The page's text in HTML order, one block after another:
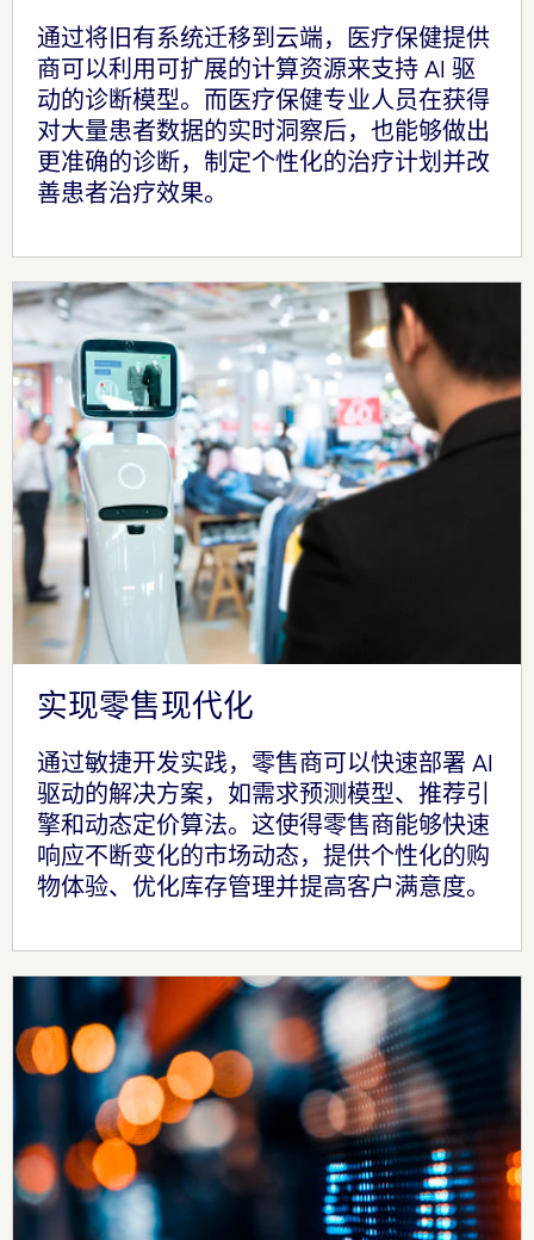
通过将旧有系统迁移到云端，医疗保健提供
商可以利用可扩展的计算资源来支持 AI 驱
动的诊断模型。而医疗保健专业人员在获得
对大量患者数据的实时洞察后，也能够做出
更准确的诊断，制定个性化的治疗计划并改
善患者治疗效果。
实现零售现代化
通过敏捷开发实践，零售商可以快速部署 AI
驱动的解决方案，如需求预测模型、推荐引
擎和动态定价算法。这使得零售商能够快速
响应不断变化的市场动态，提供个性化的购
物体验、优化库存管理并提高客户满意度。